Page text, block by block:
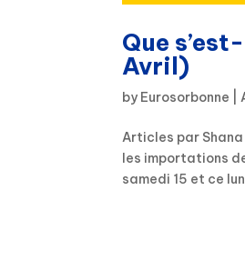
Que
Avril)
by Eurosorbonne |
Articles par
les importations
samedi 15 et ce